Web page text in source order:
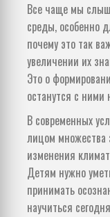
Все чаще мы
среды, особенно
почему это так
увеличении их
Это о
останутся с
В современных
лицом множества
изменения
Детям нужно
принимать
научиться